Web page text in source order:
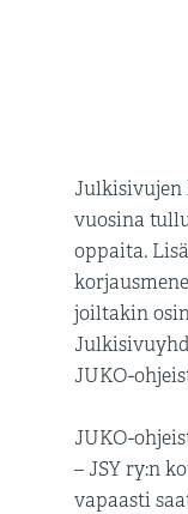
Julkisivujen
vuosina
oppaita.
joiltakin
JUKO-
JUKO-
– JSY ry:n
vapaasti